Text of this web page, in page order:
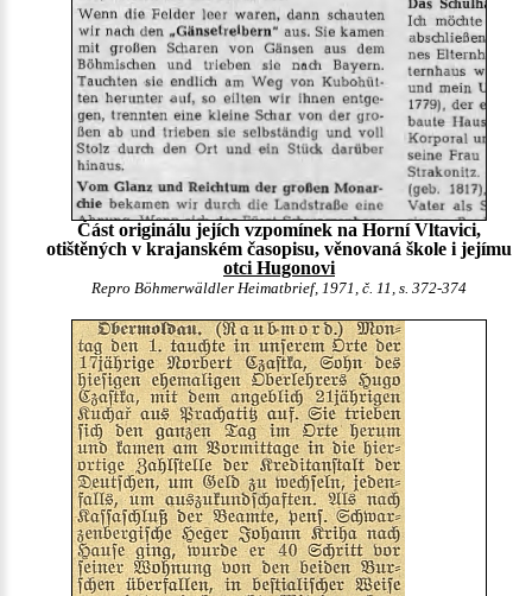
Část originálu jejích vzpomínek na Horní Vltavici,
otištěných v krajanském časopisu, věnovaná škole i jejímu
otci Hugonovi
Repro Böhmerwäldler Heimatbrief, 1971, č. 11, s. 372-374